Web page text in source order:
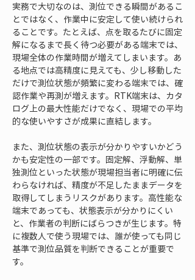
実務で大切なのは、測位できる瞬間があるこ
とではなく、作業中に安定して使い続けられ
ることです。たとえば、点を取るたびに固定
解になるまで長く待つ必要がある端末では、
現場全体の作業時間が増えてしまいます。あ
る地点では高精度に見えても、少し移動した
だけで測位状態が頻繁に変わる端末では、確
認作業や再測が増えます。RTK端末は、カタ
ログ上の最大性能だけでなく、現場での平均
的な使いやすさが成果に直結します。
また、測位状態の表示が分かりやすいかどう
かも安定性の一部です。固定解、浮動解、単
独測位といった状態が現場担当者に明確に伝
わらなければ、精度が不足したままデータを
取得してしまうリスクがあります。高性能な
端末であっても、状態表示が分かりにくい
と、作業者の判断にばらつきが生じます。特
に複数人で使う現場では、誰が使っても同じ
基準で測位品質を判断できることが重要で
す。